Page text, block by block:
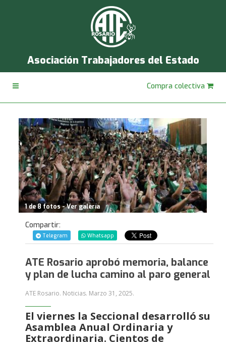
Asociación Trabajadores del Estado
Compra colectiva
1 de 8 fotos - Ver galería
Compartir:
Telegram Whatsapp
ATE Rosario aprobó memoria, balance
y plan de lucha camino al paro general
ATE Rosario. Noticias. Marzo 31, 2025.
El viernes la Seccional desarrolló su
Asamblea Anual Ordinaria y
Extraordinaria. Cientos de